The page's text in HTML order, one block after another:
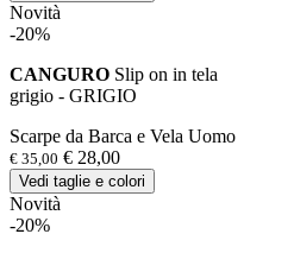
Novità
-20%
CANGURO Slip on in tela
grigio - GRIGIO
Scarpe da Barca e Vela Uomo
€ 35,00 € 28,00
Vedi taglie e colori
Novità
-20%